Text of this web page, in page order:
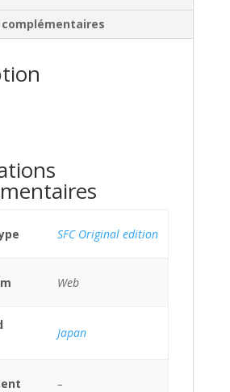
SFC Original edition
Web
Japan
–